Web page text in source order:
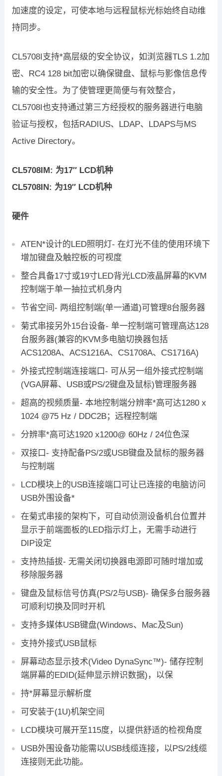
加速度的设定，可使本地与远程鼠标光标始终自动维
持同步。
CL5708I支持*高层级的安全协议，如浏览器TLS 1.2加
密、RC4 128 bit加密以确保键盘、鼠标与影像信息传
输的安全性。为了使管理更简便与有效整合，
CL5708I也支持通过第三方经授权的服务器进行电脑
验证与授权，包括RADIUS、LDAP、LDAPS与MS
Active Directory。
CL5708IM: 为17″ LCD机种
CL5708IN: 为19″ LCD机种
硬件
ATEN*设计的LED照明灯- 在灯光不佳的使用环境下
增加键盘及触控板的可视度
整合具备17寸或19寸LED背光LCD液晶屏幕的KVM
控制端于单一抽拉式机身内
节省空间- 两组控制端(单一通道)可管理8台服务器
菊式串接另外15台设备- 单一控制端可管理高达128
台服务器(兼容的KVM多电脑切换器包括
ACS1208A、ACS1216A、CS1708A、CS1716A)
外接式控制端连接端口- 可从另一组外接式控制端
(VGA屏幕、USB或PS/2键盘及鼠标)管理服务器
超高的视频质量- 本地控制端分辨率*高可达1280 x
1024 @75 Hz / DDC2B；远程控制端
分辨率*高可达1920 x1200@ 60Hz / 24位色深
双接口- 支持配备PS/2或USB键盘及鼠标的服务器
与控制端
LCD模块上的USB连接端口可让已连接的电脑访问
USB外围设备*
在菊式串接的架构下，可自动侦测设备机台位置并
显示于前端面板的LED指示灯上，无需手动进行
DIP设定
支持热插拔- 无需关闭切换器电源即可随时增加或
移除服务器
键盘及鼠标信号仿真(PS/2与USB)- 确保多台服务器
可顺利切换及同时开机
支持多媒体USB键盘(Windows、Mac及Sun)
支持外接式USB鼠标
屏幕动态显示技术(Video DynaSync™)- 储存控制
端屏幕的EDID(延伸显示辨识数据)，以保
持*屏幕显示解析度
可安装于(1U)机架空间
LCD模块可展开至115度，以提供舒适的检视角度
USB外围设备功能需以USB线缆连接，以PS/2线缆
连接则无此功能。